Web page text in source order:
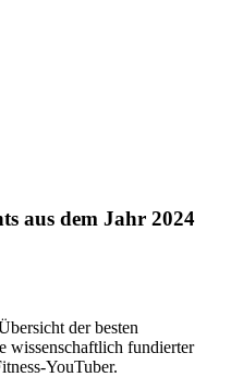
aus dem Jahr 2024
der besten
wissenschaftlich fundierter
YouTuber.